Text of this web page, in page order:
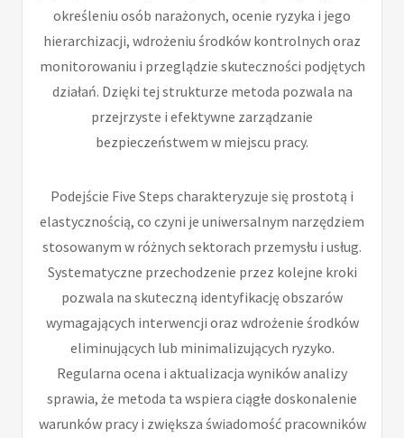
określeniu osób narażonych, ocenie ryzyka i jego
hierarchizacji, wdrożeniu środków kontrolnych oraz
monitorowaniu i przeglądzie skuteczności podjętych
działań. Dzięki tej strukturze metoda pozwala na
przejrzyste i efektywne zarządzanie
bezpieczeństwem w miejscu pracy.
Podejście Five Steps charakteryzuje się prostotą i
elastycznością, co czyni je uniwersalnym narzędziem
stosowanym w różnych sektorach przemysłu i usług.
Systematyczne przechodzenie przez kolejne kroki
pozwala na skuteczną identyfikację obszarów
wymagających interwencji oraz wdrożenie środków
eliminujących lub minimalizujących ryzyko.
Regularna ocena i aktualizacja wyników analizy
sprawia, że metoda ta wspiera ciągłe doskonalenie
warunków pracy i zwiększa świadomość pracowników